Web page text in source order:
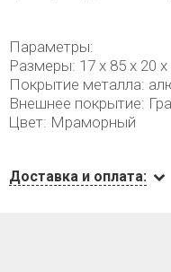
Параметры:
Размеры: 17 х 85 х 20
Покрытие металла:
Внешнее покрытие:
Цвет: Мраморный
Доставка и оплата: